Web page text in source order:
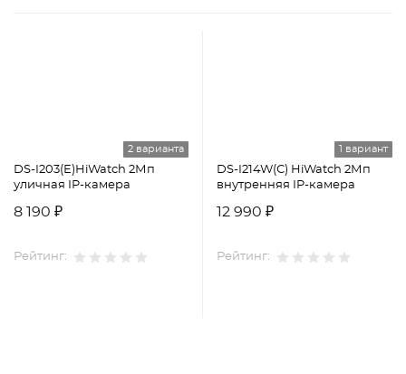
2 варианта
DS-I203(E)HiWatch 2Мп
уличная IP-камера
8 190 ₽
Рейтинг:
1 вариант
DS-I214W(С) HiWatch 2Мп
внутренняя IP-камера
12 990 ₽
Рейтинг: